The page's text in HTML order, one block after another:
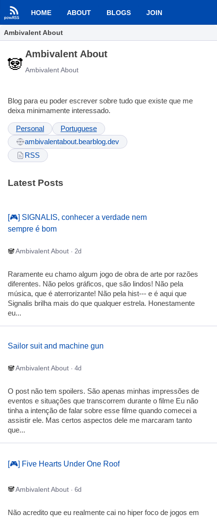
HOME ABOUT BLOGS JOIN
Ambivalent About
Ambivalent About
Ambivalent About
Blog para eu poder escrever sobre tudo que existe que me
deixa minimamente interessado.
Personal
Portuguese
ambivalentabout.bearblog.dev
RSS
Latest Posts
[🎮] SIGNALIS, conhecer a verdade nem
sempre é bom
Ambivalent About · 2d
Raramente eu chamo algum jogo de obra de arte por razões
diferentes. Não pelos gráficos, que são lindos! Não pela
música, que é aterrorizante! Não pela hist--- e é aqui que
Signalis brilha mais do que qualquer estrela. Honestamente
eu...
Sailor suit and machine gun
Ambivalent About · 4d
O post não tem spoilers. São apenas minhas impressões de
eventos e situações que transcorrem durante o filme Eu não
tinha a intenção de falar sobre esse filme quando comecei a
assistir ele. Mas certos aspectos dele me marcaram tanto
que...
[🎮] Five Hearts Under One Roof
Ambivalent About · 6d
Não acredito que eu realmente cai no hiper foco de jogos em